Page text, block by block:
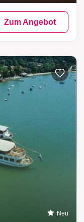
Zum Angebot
Neu